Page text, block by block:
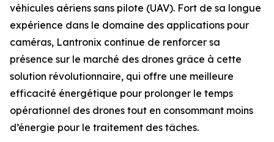
véhicules aériens sans pilote (UAV). Fort de sa longue
expérience dans le domaine des applications pour
caméras, Lantronix continue de renforcer sa
présence sur le marché des drones grâce à cette
solution révolutionnaire, qui offre une meilleure
efficacité énergétique pour prolonger le temps
opérationnel des drones tout en consommant moins
d’énergie pour le traitement des tâches.